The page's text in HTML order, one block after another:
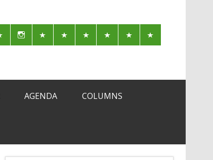
AGENDA COLUMNS